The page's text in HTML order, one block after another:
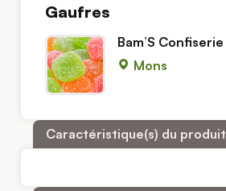
Gaufres
Bam’S Confiserie
Mons
Caractéristique(s) du produit